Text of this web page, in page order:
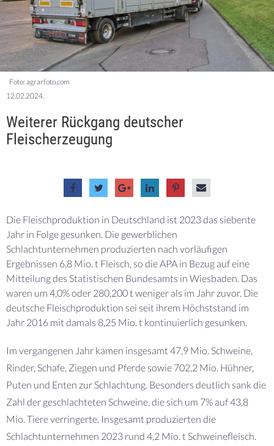
Foto: agrarfoto.com
12.02.2024.
Weiterer Rückgang deutscher
Fleischerzeugung
Die Fleischproduktion in Deutschland ist 2023 das siebente
Jahr in Folge gesunken. Die gewerblichen
Schlachtunternehmen produzierten nach vorläufigen
Ergebnissen 6,8 Mio. t Fleisch, so die APA in Bezug auf eine
Mitteilung des Statistischen Bundesamts in Wiesbaden. Das
waren um 4,0% oder 280.200 t weniger als im Jahr zuvor. Die
deutsche Fleischproduktion sei seit ihrem Höchststand im
Jahr 2016 mit damals 8,25 Mio. t kontinuierlich gesunken.
Im vergangenen Jahr kamen insgesamt 47,9 Mio. Schweine,
Rinder, Schafe, Ziegen und Pferde sowie 702,2 Mio. Hühner,
Puten und Enten zur Schlachtung. Besonders deutlich sank die
Zahl der geschlachteten Schweine, die sich um 7% auf 43,8
Mio. Tiere verringerte. Insgesamt produzierten die
Schlachtunternehmen 2023 rund 4,2 Mio. t Schweinefleisch.